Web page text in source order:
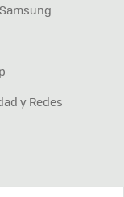
y Redes